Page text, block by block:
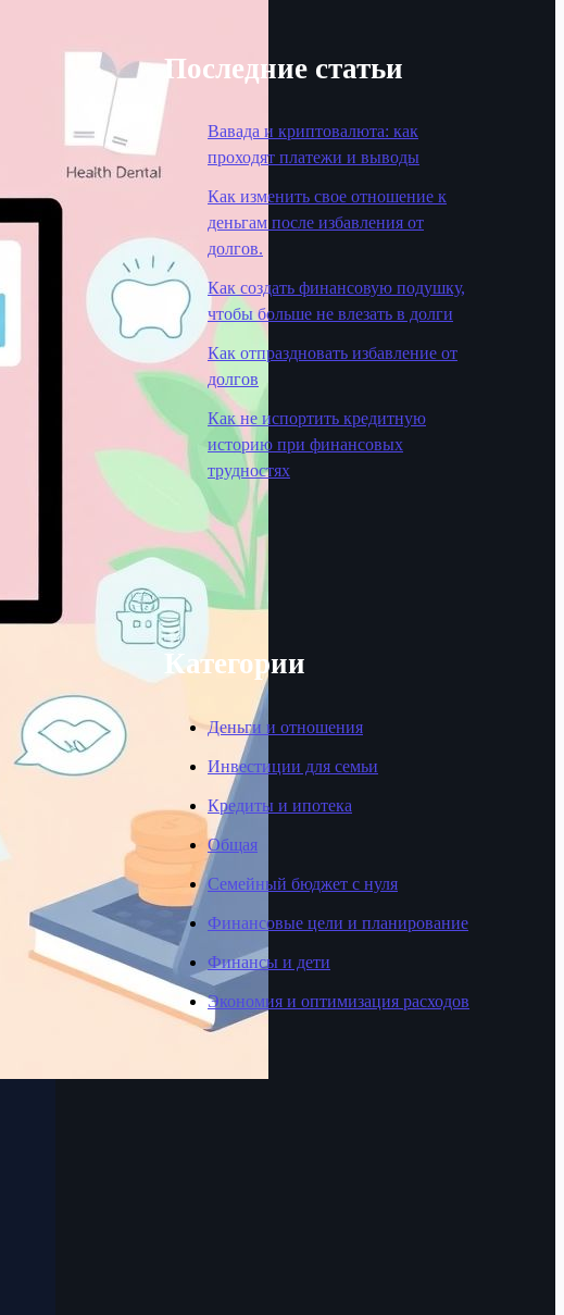
Последние статьи
Вавада и криптовалюта: как
проходят платежи и выводы
Как изменить свое отношение к
деньгам после избавления от
долгов.
Как создать финансовую подушку,
чтобы больше не влезать в долги
Как отпраздновать избавление от
долгов
Как не испортить кредитную
историю при финансовых
трудностях
Категории
Деньги и отношения
Инвестиции для семьи
Кредиты и ипотека
Общая
Семейный бюджет с нуля
Финансовые цели и планирование
Финансы и дети
Экономия и оптимизация расходов